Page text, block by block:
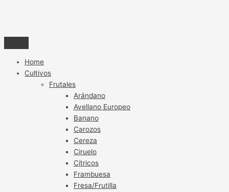
Home
Cultivos
Frutales
Arándano
Avellano Europeo
Banano
Carozos
Cereza
Ciruelo
Cítricos
Frambuesa
Fresa/Frutilla